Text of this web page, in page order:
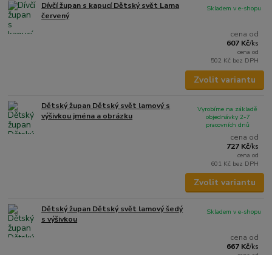
Dívčí župan s kapucí Dětský svět Lama
červený
cena od
607 Kč/ks
cena od
502 Kč bez DPH
Skladem v e-shopu
Zvolit variantu
Dětský župan Dětský svět lamový s
výšivkou jména a obrázku
cena od
727 Kč/ks
cena od
601 Kč bez DPH
Vyrobíme na základě
objednávky 2-7
pracovních dnů
Zvolit variantu
Dětský župan Dětský svět lamový šedý
s výšivkou
cena od
667 Kč/ks
Skladem v e-shopu